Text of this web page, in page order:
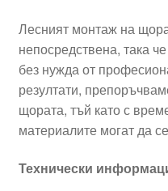
Лесният монтаж на
непосредствена, така
без нужда от
резултати,
щората, тъй като с
материалите могат да
Технически